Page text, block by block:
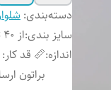
دسته‌بندی:
سایز بندی:از 40 تا 48
اندازه:
براتون